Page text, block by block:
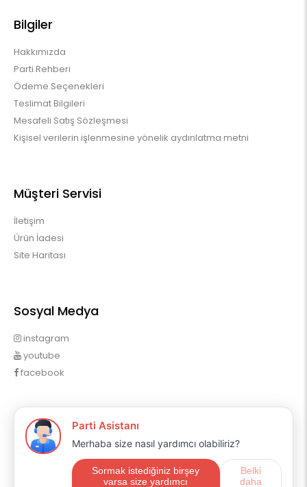
Bilgiler
Hakkımızda
Parti Rehberi
Ödeme Seçenekleri
Teslimat Bilgileri
Mesafeli Satış Sözleşmesi
Kişisel verilerin işlenmesine yönelik aydınlatma metni
Müşteri Servisi
İletişim
Ürün İadesi
Site Haritası
Sosyal Medya
instagram
youtube
facebook
Profilim
Profilim
Sipariş Geçmişim